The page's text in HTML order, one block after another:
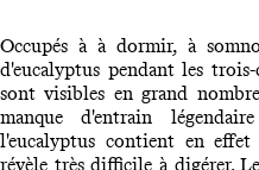
Occupés à à dormir, à
d'eucalyptus pendant les
sont visibles en grand
manque d'entrain
l'eucalyptus contient en
révèle très difficile à digérer.